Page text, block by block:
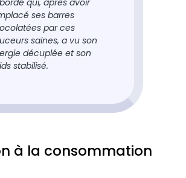
qui, après avoir
ses barres
par ces
saines, a vu son
décuplée et son
stabilisé.
à la consommation